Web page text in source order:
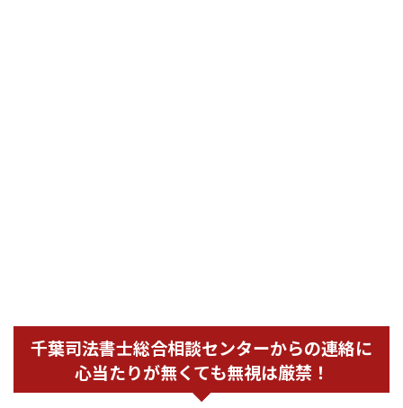
千葉司法書士総合相談センターからの連絡に
心当たりが無くても無視は厳禁！